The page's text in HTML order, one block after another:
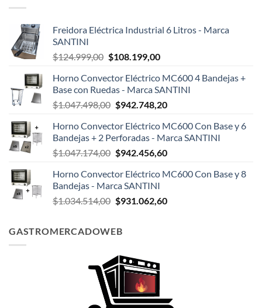
Freidora Eléctrica Industrial 6 Litros - Marca
SANTINI
$124.999,00 El
original
era:
$124.999,00.
$108.199,00El
actual
es:
$108.199,00.
Horno Convector Eléctrico MC600 4 Bandejas +
Base con Ruedas - Marca SANTINI
$1.047.498,00 El
original
era:
$1.047.498,00.
$942.748,20El
actual
es:
$942.748,20.
Horno Convector Eléctrico MC600 Con Base y 6
Bandejas + 2 Perforadas - Marca SANTINI
$1.047.174,00 El
original
era:
$1.047.174,00.
$942.456,60El
actual
$942.456,60.
Horno Convector Eléctrico MC600 Con Base y 8
Bandejas - Marca SANTINI
$1.034.514,00 El
era:
$931.062,60El
GASTROMERCADOWEB